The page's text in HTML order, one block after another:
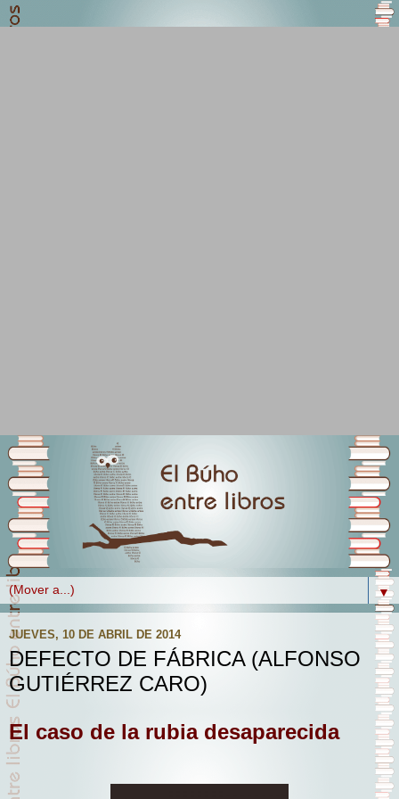
▼
JUEVES, 10 DE ABRIL DE 2014
DEFECTO DE FÁBRICA (ALFONSO
GUTIÉRREZ CARO)
El caso de la rubia desaparecida